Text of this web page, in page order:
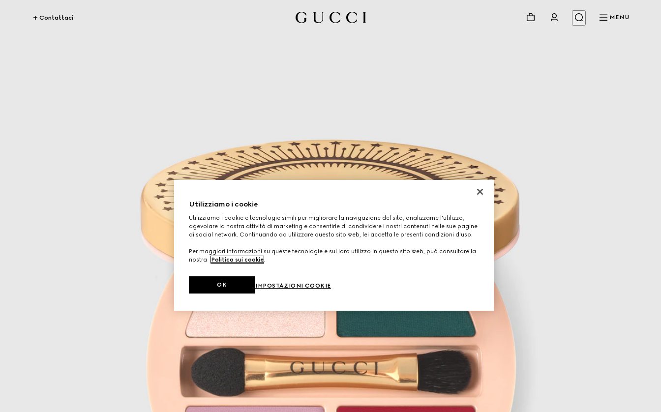
Contattaci MENU
Utilizziamo i cookie
Utilizziamo i cookie e tecnologie simili per migliorare la navigazione del sito, analizzarne l'utilizzo,
agevolare la nostra attività di marketing e consentirle di condividere i nostri contenuti nelle sue pagine
di social network. Continuando ad utilizzare questo sito web, lei accetta le presenti condizioni d'uso.
Per maggiori informazioni su queste tecnologie e sul loro utilizzo in questo sito web, può consultare la
nostra
Politica sui cookie.
IMPOSTAZIONI COOKIE
OK